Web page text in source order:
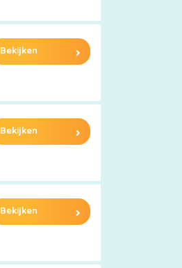
Bekijken
Bekijken
Bekijken